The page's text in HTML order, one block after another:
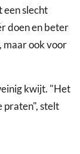
een slecht
doen en beter
maar ook voor
kwijt. "Het
praten", stelt